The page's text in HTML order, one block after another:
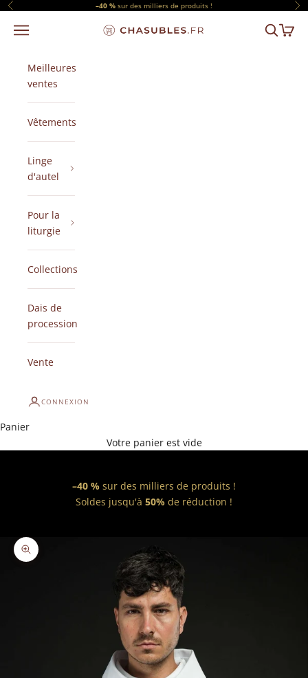
Passer au contenu
Précédent –40 % sur des milliers de produits !
CHASUBLES.FR
Menu Panier
Meilleures
ventes
Vêtements
Linge
d'autel
Pour la
liturgie
Collections
Dais de
procession
Vente
CONNEXION
Panier
Votre panier est vide
–40 % sur des milliers de produits !
Soldes jusqu'à 50% de réduction !
Zoomer sur l'image